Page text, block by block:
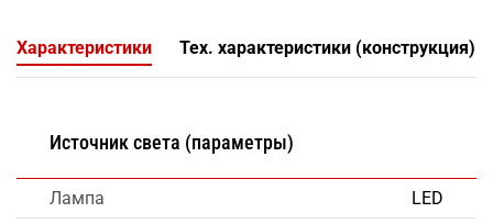
Характеристики Тех. характеристики (конструкция)
Источник света (параметры)
Лампа LED